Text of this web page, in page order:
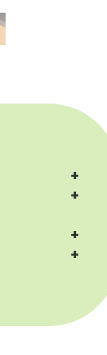
+
+
+
+